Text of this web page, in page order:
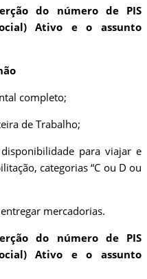
do número de PIS
Ativo e o assunto
completo;
de Trabalho;
para viajar e
categorias “C ou D ou
mercadorias.
do número de PIS
Ativo e o assunto